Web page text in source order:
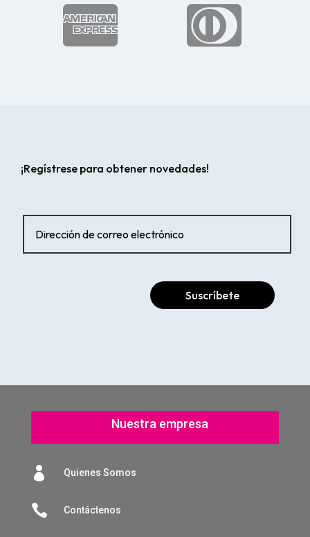


¡Regístrese para obtener novedades!
Suscríbete
Nuestra empresa
 Quienes Somos
 Contáctenos